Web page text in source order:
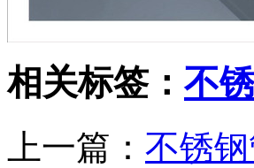
相关标签： 不
上一篇： 不锈